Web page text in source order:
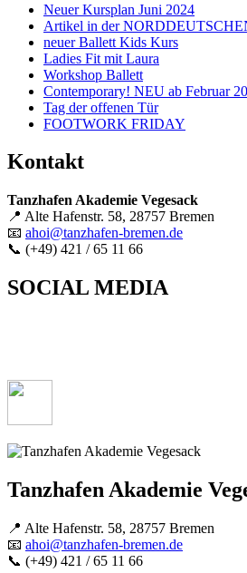
Neuer Kursplan Juni 2024
Artikel in der
neuer Ballett Kids Kurs
Ladies Fit mit Laura
Workshop Ballett
Contemporary! NEU ab Februar
Tag der offenen Tür
FOOTWORK FRIDAY
Kontakt
Tanzhafen Akademie Vegesack
📍 Alte Hafenstr. 58, 28757 Bremen
📧 ahoi@tanzhafen-bremen.de
📞 (+49) 421 / 65 11 66
SOCIAL MEDIA
Tanzhafen Akademie
📍 Alte Hafenstr. 58, 28757 Bremen
📧 ahoi@tanzhafen-bremen.de
📞 (+49) 421 / 65 11 66